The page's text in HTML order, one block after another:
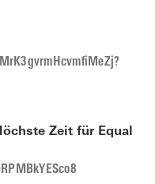
Zeit für Equal